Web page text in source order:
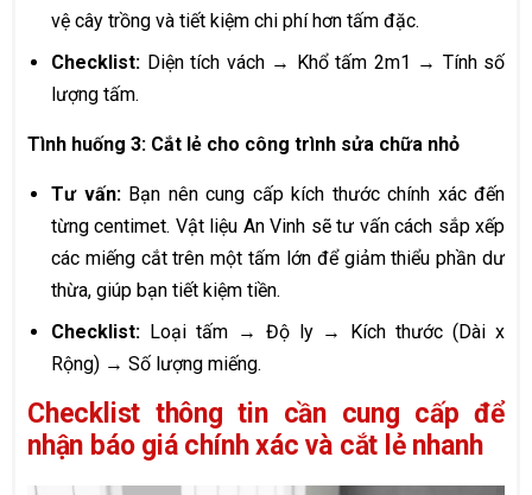
vệ cây trồng và tiết kiệm chi phí hơn tấm đặc.
Checklist: Diện tích vách → Khổ tấm 2m1 → Tính số
lượng tấm.
Tình huống 3: Cắt lẻ cho công trình sửa chữa nhỏ
Tư vấn:Bạn nên cung cấp kích thước chính xác đến
từng centimet. Vật liệu An Vinh sẽ tư vấn cách sắp xếp
các miếng cắt trên một tấm lớn để giảm thiểu phần dư
thừa, giúp bạn tiết kiệm tiền.
Checklist: Loại tấm → Độ ly → Kích thước (Dài x
Rộng) → Số lượng miếng.
Checklist thông tin cần cung cấp để
nhận báo giá chính xác và cắt lẻ nhanh